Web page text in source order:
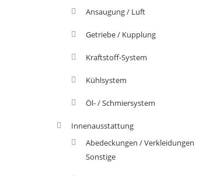
Ansaugung / Luft
Getriebe / Kupplung
Kraftstoff-System
Kühlsystem
Öl- / Schmiersystem
Innenausstattung
Abedeckungen / Verkleidungen
Sonstige